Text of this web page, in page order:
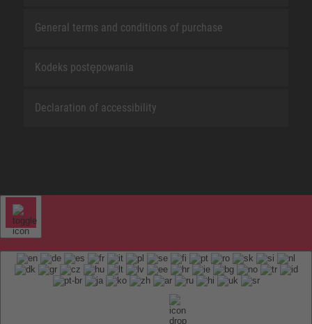
General terms and conditions of purchase
Kodeks postępowania
Declaration of accessibility